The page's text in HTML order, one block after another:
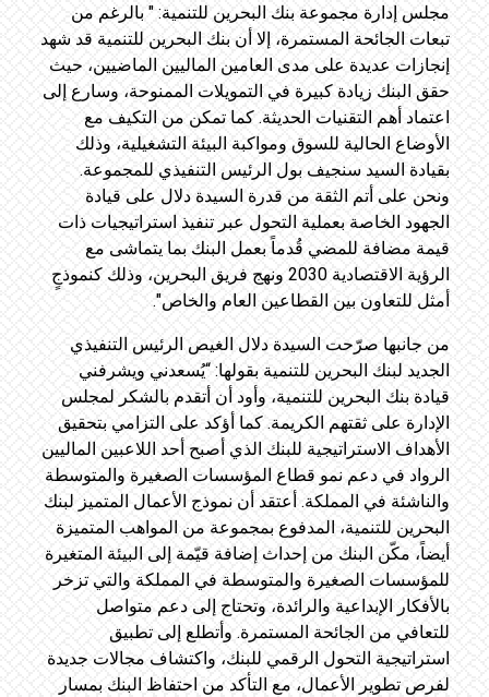
مجلس إدارة مجموعة بنك البحرين للتنمية: " بالرغم من
تبعات الجائحة المستمرة، إلا أن بنك البحرين للتنمية قد شهد
إنجازات عديدة على مدى العامين الماليين الماضيين، حيث
حقق البنك زيادة كبيرة في التمويلات الممنوحة، وسارع إلى
اعتماد أهم التقنيات الحديثة. كما تمكن من التكيف مع
الأوضاع الحالية للسوق ومواكبة البيئة التشغيلية، وذلك
بقيادة السيد سنجيف بول الرئيس التنفيذي للمجموعة.
ونحن على أتم الثقة من قدرة السيدة دلال على قيادة
الجهود الخاصة بعملية التحول عبر تنفيذ استراتيجيات ذات
قيمة مضافة للمضي قُدماً بعمل البنك بما يتماشى مع
الرؤية الاقتصادية 2030 ونهج فريق البحرين، وذلك كنموذجٍ
أمثل للتعاون بين القطاعين العام والخاص".
من جانبها صرّحت السيدة دلال الغيص الرئيس التنفيذي
الجديد لبنك البحرين للتنمية بقولها: “يُسعدني ويشرفني
قيادة بنك البحرين للتنمية، وأود أن أتقدم بالشكر لمجلس
الإدارة على ثقتهم الكريمة. كما أؤكد على التزامي بتحقيق
الأهداف الاستراتيجية للبنك الذي أصبح أحد اللاعبين الماليين
الرواد في دعم نمو قطاع المؤسسات الصغيرة والمتوسطة
والناشئة في المملكة. أعتقد أن نموذج الأعمال المتميز لبنك
البحرين للتنمية، المدفوع بمجموعة من المواهب المتميزة
أيضاً، مكّن البنك من إحداث إضافة قيّمة إلى البيئة المتغيرة
للمؤسسات الصغيرة والمتوسطة في المملكة والتي تزخر
بالأفكار الإبداعية والرائدة، وتحتاج إلى دعم متواصل
للتعافي من الجائحة المستمرة. وأتطلع إلى تطبيق
استراتيجية التحول الرقمي للبنك، واكتشاف مجالات جديدة
لفرص تطوير الأعمال، مع التأكد من احتفاظ البنك بمسار